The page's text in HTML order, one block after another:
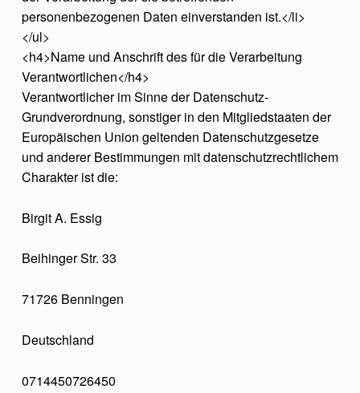
personenbezogenen Daten einverstanden ist.</li>
</ul>
<h4>Name und Anschrift des für die Verarbeitung
Verantwortlichen</h4>
Verantwortlicher im Sinne der Datenschutz-
Grundverordnung, sonstiger in den Mitgliedstaaten der
Europäischen Union geltenden Datenschutzgesetze
und anderer Bestimmungen mit datenschutzrechtlichem
Charakter ist die:
Birgit A. Essig
Beihinger Str. 33
71726 Benningen
Deutschland
0714450726450